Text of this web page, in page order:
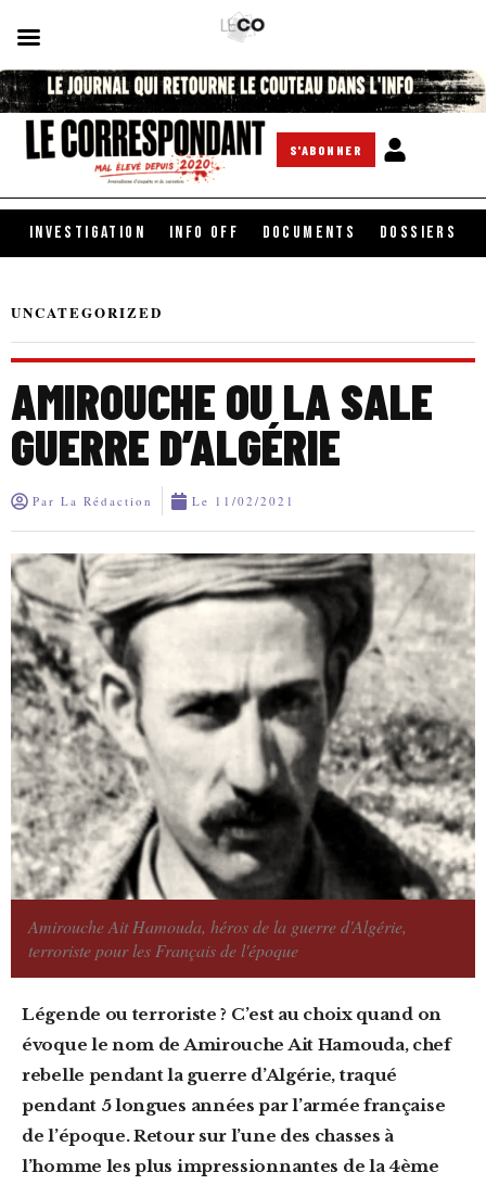
S'ABONNER
INVESTIGATION INFO OFF DOCUMENTS DOSSIERS
UNCATEGORIZED
AMIROUCHE OU LA SALE
GUERRE D’ALGÉRIE
Par La Rédaction Le 11/02/2021
Amirouche Ait Hamouda, héros de la guerre d'Algérie,
terroriste pour les Français de l'époque
Légende ou terroriste ? C’est au choix quand on
évoque le nom de Amirouche Ait Hamouda, chef
rebelle pendant la guerre d’Algérie, traqué
pendant 5 longues années par l’armée française
de l’époque. Retour sur l’une des chasses à
l’homme les plus impressionnantes de la 4ème